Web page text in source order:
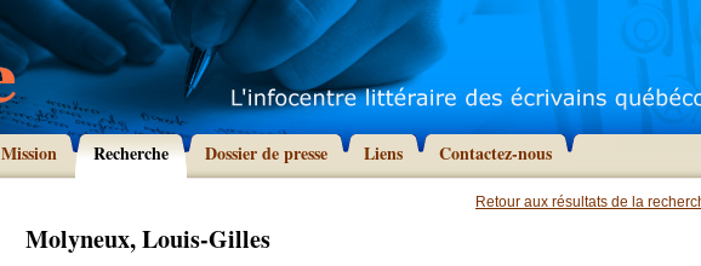
Mission Recherche Dossier de presse Liens Contactez-nous
Retour aux résultats de la
Molyneux, Louis-Gilles